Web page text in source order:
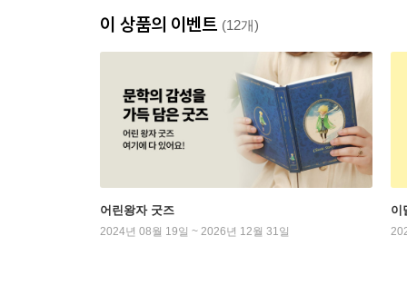
이 상품의 이벤트 (12개)
어린왕자 굿즈
2024년 08월 19일 ~ 2026년 12월 31일
이